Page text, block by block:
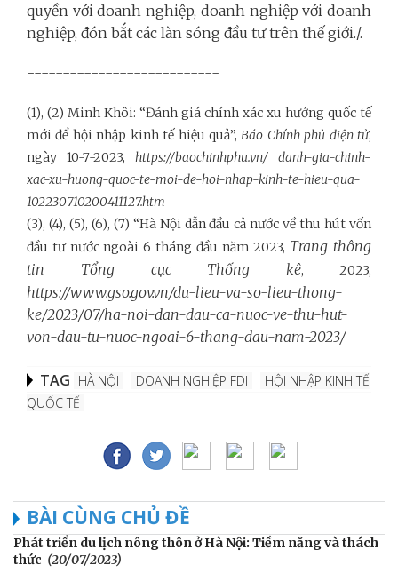
quyền với doanh nghiệp, doanh nghiệp với doanh
nghiệp, đón bắt các làn sóng đầu tư trên thế giới./.
---------------------------
(1), (2) Minh Khôi: “Đánh giá chính xác xu hướng quốc tế
mới để hội nhập kinh tế hiệu quả”,Báo Chính phủ điện tử,
ngày 10-7-2023, https://baochinhphu.vn/ danh-gia-chinh-
xac-xu-huong-quoc-te-moi-de-hoi-nhap-kinh-te-hieu-qua-
102230710200411127.htm
(3), (4), (5), (6), (7) “Hà Nội dẫn đầu cả nước về thu hút vốn
đầu tư nước ngoài 6 tháng đầu năm 2023, Trang thông
tin Tổng cục Thống kê, 2023,
https://www.gso.gov.vn/du-lieu-va-so-lieu-thong-
ke/2023/07/ha-noi-dan-dau-ca-nuoc-ve-thu-hut-
von-dau-tu-nuoc-ngoai-6-thang-dau-nam-2023/
TAG HÀ NỘI DOANH NGHIỆP FDI
HỘI NHẬP KINH TẾ
QUỐC TẾ
BÀI CÙNG CHỦ ĐỀ
Phát triển du lịch nông thôn ở Hà Nội: Tiềm năng và thách
thức (20/07/2023)